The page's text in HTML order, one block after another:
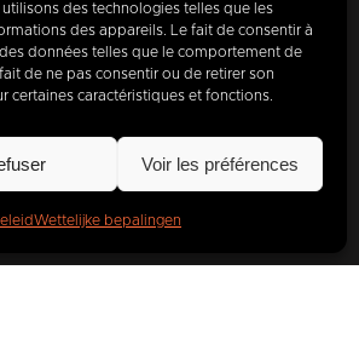
des technologies telles que les
des appareils. Le fait de consentir à
données telles que le comportement de
de ne pas consentir ou de retirer son
certaines caractéristiques et fonctions.
Voir les préférences
Wettelijke bepalingen
.